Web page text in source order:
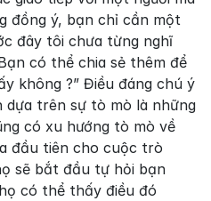
đồng ý, bạn chỉ cần một
đây tôi chưa từng nghĩ
có thể chia sẻ thêm để
không ?” Điều đáng chú ý
trên sự tò mò là những
có xu hướng tò mò về
đầu tiên cho cuộc trò
sẽ bắt đầu tự hỏi bạn
có thể thấy điều đó